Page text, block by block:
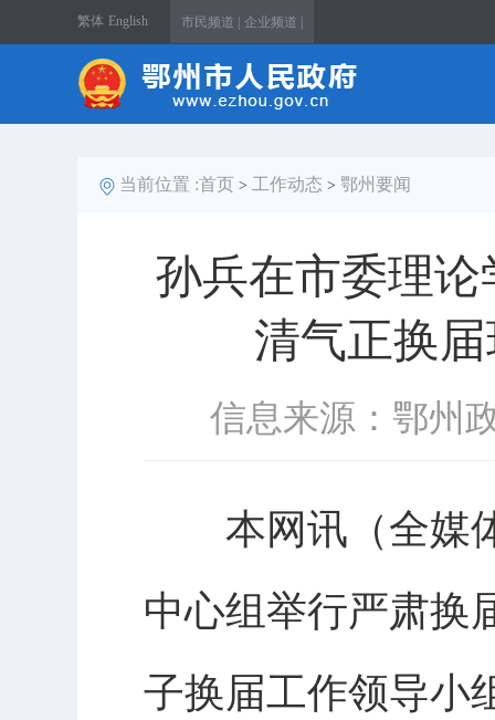
繁体 English 市民频道 | 企业频道 |
当前位置 :首页 > 工作动态 > 鄂州要闻
孙兵在市委理
清气正换
信息来源：鄂州
本网讯（全媒体
中心组举行严肃换
子换届工作领导小